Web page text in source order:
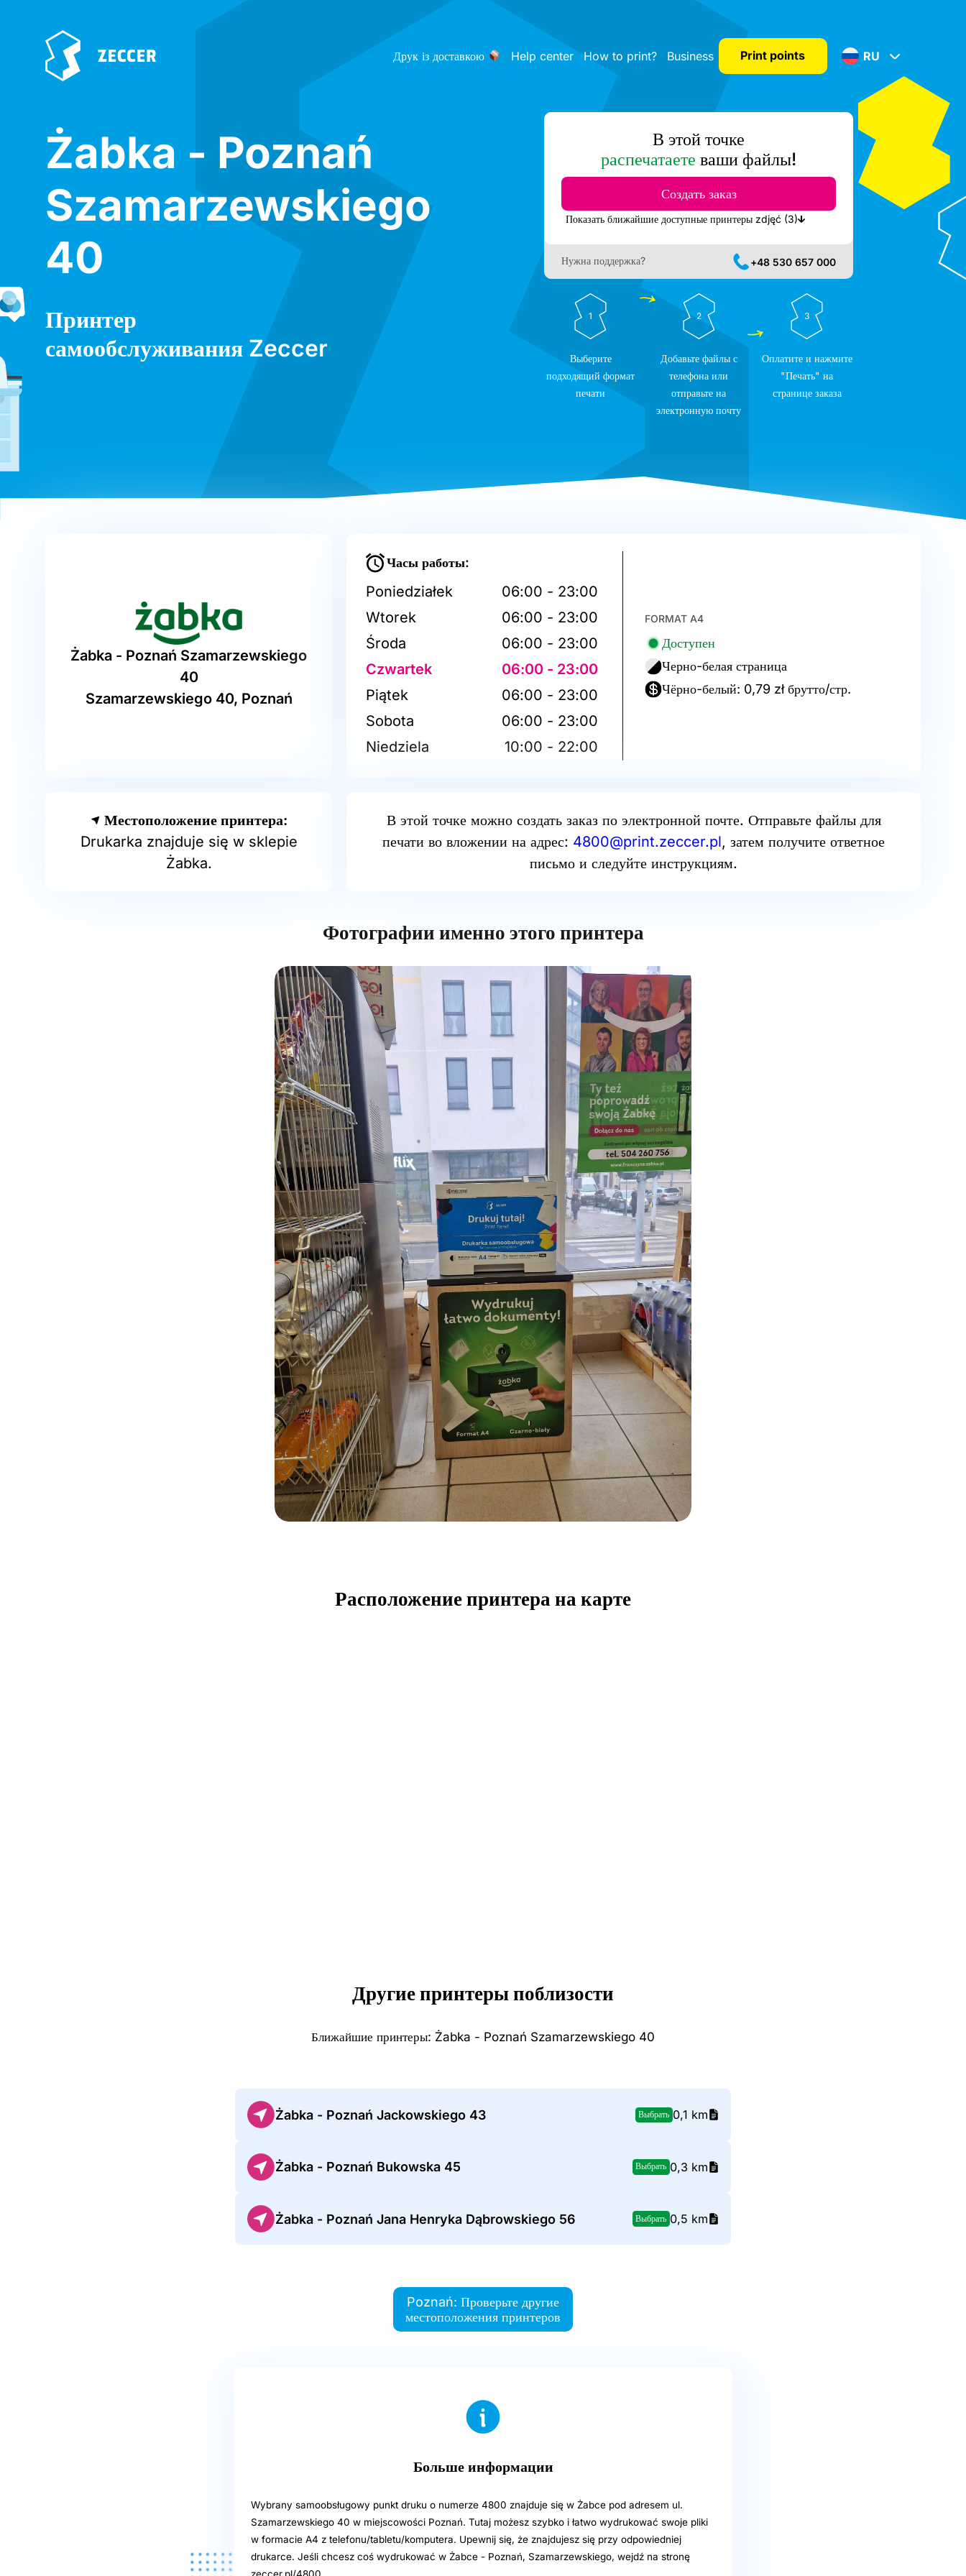
Друк із доставкою Help center How to print? Business Print points RU
Żabka - Poznań
Szamarzewskiego
40
Принтер
самообслуживания Zeccer
В этой точке
распечатаете ваши файлы!
Создать заказ
Показать ближайшие доступные принтеры zdjęć (3)
Нужна поддержка? +48 530 657 000
1
Выберите
подходящий формат
печати
2
Добавьте файлы с
телефона или
отправьте на
электронную почту
3
Оплатите и нажмите
"Печать" на
странице заказа
Żabka - Poznań Szamarzewskiego
40
Szamarzewskiego 40, Poznań
Часы работы:
Poniedziałek
06:00 - 23:00
Wtorek
06:00 - 23:00
Środa
06:00 - 23:00
Czwartek
06:00 - 23:00
Piątek
06:00 - 23:00
Sobota
06:00 - 23:00
Niedziela
10:00 - 22:00
FORMAT A4
Доступен
Черно-белая страница
Чёрно-белый: 0,79 zł брутто/стр.
Местоположение принтера:
Drukarka znajduje się w sklepie
Żabka.
В этой точке можно создать заказ по электронной почте. Отправьте файлы для
печати во вложении на адрес: 4800@print.zeccer.pl, затем получите ответное
письмо и следуйте инструкциям.
Фотографии именно этого принтера
Расположение принтера на карте
Другие принтеры поблизости
Ближайшие принтеры: Żabka - Poznań Szamarzewskiego 40
Żabka - Poznań Jackowskiego 43 Выбрать 0,1 km
Żabka - Poznań Bukowska 45 Выбрать 0,3 km
Żabka - Poznań Jana Henryka Dąbrowskiego 56 Выбрать 0,5 km
Poznań: Проверьте другие
местоположения принтеров
Больше информации
Wybrany samoobsługowy punkt druku o numerze 4800 znajduje się w Żabce pod adresem ul.
Szamarzewskiego 40 w miejscowości Poznań. Tutaj możesz szybko i łatwo wydrukować swoje pliki
w formacie A4 z telefonu/tabletu/komputera. Upewnij się, że znajdujesz się przy odpowiedniej
drukarce. Jeśli chcesz coś wydrukować w Żabce - Poznań, Szamarzewskiego, wejdź na stronę